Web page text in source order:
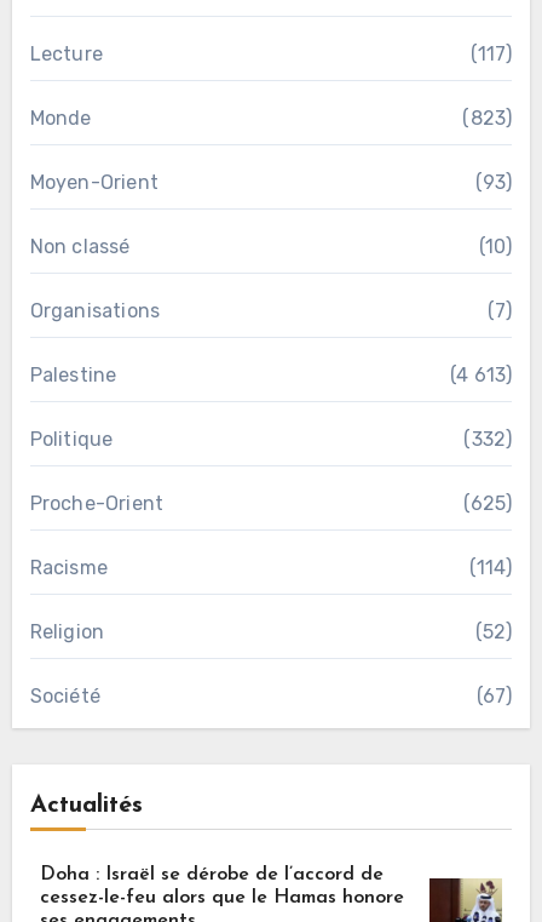
Lecture (117)
Monde (823)
Moyen-Orient (93)
Non classé (10)
Organisations (7)
Palestine (4 613)
Politique (332)
Proche-Orient (625)
Racisme (114)
Religion (52)
Société (67)
Actualités
Doha : Israël se dérobe de l’accord de
cessez-le-feu alors que le Hamas honore